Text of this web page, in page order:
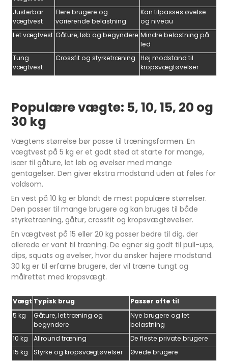
Justerbar
vægtvest
Flere brugere og
varierende belastning
Kan tilpasses øvelse
og niveau
Let vægtvest Gåture, løb og begyndere Mindre belastning på
led
Tung
vægtvest
Crossfit og styrketræning
Høj modstand til
kropsvægtøvelser
Populære vægte: 5, 10, 15, 20 og
30 kg
Vægtens størrelse bør passe til træningsformen. En
vægtvest på 5 kg er et godt sted at starte for mange,
især til gåture, let løb og øvelser med mange
gentagelser. Den giver ekstra modstand uden at føles for
voldsom.
En vest på 10 kg er blandt de mest populære størrelser.
Den passer til mange brugere og kan bruges til både
styrketræning, gåtur, crossfit og kropsvægtøvelser.
En vægtvest på 15 eller 20 kg passer bedre til dig, der
allerede er vant til træning. De egner sig godt til pull-ups,
dips, squats og øvelser, hvor du ønsker højere modstand.
30 kg er til erfarne brugere, der vil træne tungt og
målrettet med kropsvægt.
Vægt Typisk brug
Passer ofte til
5 kg
Gåture, let træning og
begyndere
Nye brugere og let
belastning
10 kg
Allround træning
De fleste private brugere
15 kg
Styrke og kropsvægtøvelser
Øvede brugere